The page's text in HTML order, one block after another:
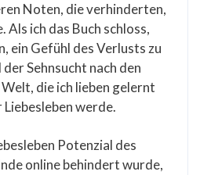
Noten, die verhinderten,
Als ich das Buch schloss,
ein Gefühl des Verlusts zu
Sehnsucht nach den
die ich lieben gelernt
werde.
Potenzial des
online behindert wurde,